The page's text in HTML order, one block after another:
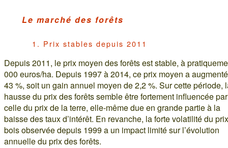
Le marché des forêts
1. Prix stables depuis 2011
Depuis 2011, le prix moyen des forêts est stable, à
000 euros/ha. Depuis 1997 à 2014, ce prix moyen a
43 %, soit un gain annuel moyen de 2,2 %. Sur cette période,
hausse du prix des forêts semble être fortement influencée par
celle du prix de la terre, elle-même due en grande partie à la
baisse des taux d’intérêt. En revanche, la forte volatilité du
bois observée depuis 1999 a un impact limité sur l’évolution
annuelle du prix des forêts.